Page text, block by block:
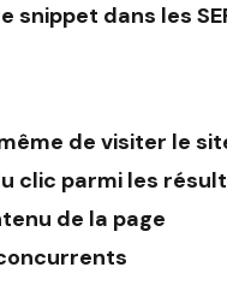
snippet dans les
de visiter le
clic parmi les
de la page